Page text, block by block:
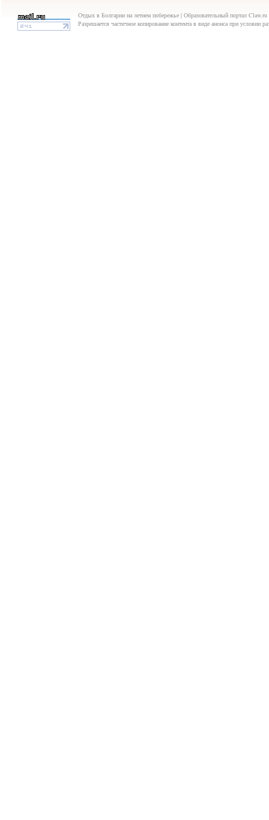
Отдых в Болгарии на летнем побережье | Образовательный портал Claw.ru
Разрешается частичное копирование контента в виде анонса при условии